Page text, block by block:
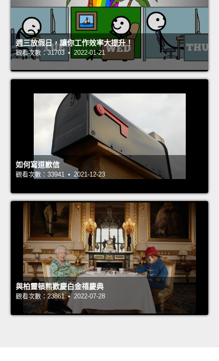
週三放假日，讓你工作效率大提升！
觀看次數：31703 • 2022-01-21
如何寫道歉信
觀看次數：33941 • 2021-12-23
與柏靈頓熊歡慶白金禧慶典
觀看次數：23861 • 2022-07-28